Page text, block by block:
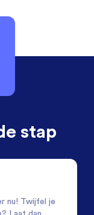
stap
nu! Twijfel je